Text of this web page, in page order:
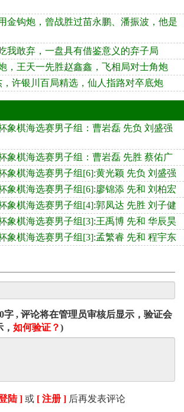
金钩炮，曾战胜过苗永鹏、潘振波，他是
我敢弃，一盘具有借鉴意义的弃子局
，王天一先胜赵鑫鑫，飞相局对士角炮
许银川百局精选，仙人指路对卒底炮
象棋海选赛男子组：曹岩磊 先负 刘盛强
象棋海选赛男子组：曹岩磊 先胜 蔡佑广
象棋海选赛男子组[6]:黄光颖 先负 刘盛强
象棋海选赛男子组[6]:廖锦添 先和 刘柏宏
象棋海选赛男子组[4]:郭凤达 先胜 刘子健
象棋海选赛男子组[3]:王禹博 先和 华辰昊
象棋海选赛男子组[3]:孟繁睿 先和 程宇东
字 , 评论将在管理员审核后显示，验证会
如何验证？)
陆 ] 或 [ 注册 ] 后再发表评论